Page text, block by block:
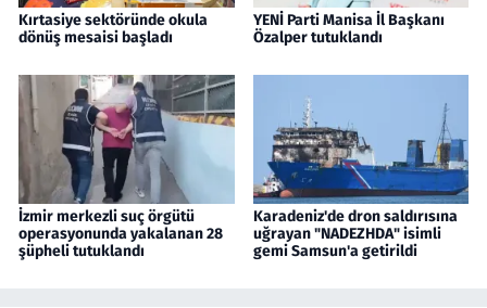
Kırtasiye sektöründe okula
dönüş mesaisi başladı
YENİ Parti Manisa İl Başkanı
Özalper tutuklandı
İzmir merkezli suç örgütü
operasyonunda yakalanan 28
şüpheli tutuklandı
Karadeniz'de dron saldırısına
uğrayan "NADEZHDA" isimli
gemi Samsun'a getirildi